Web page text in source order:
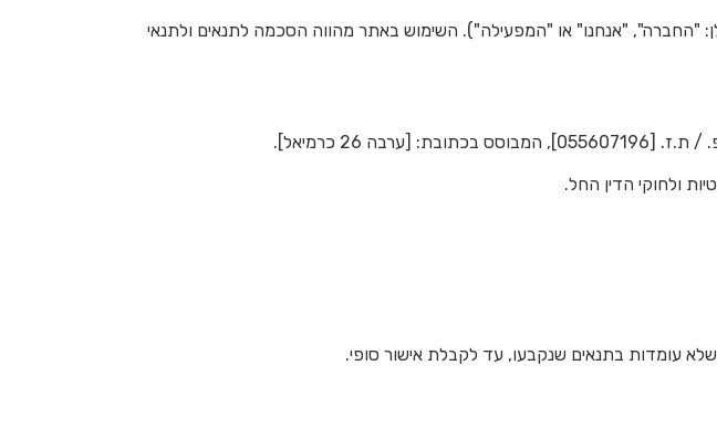
"החברה", "אנחנו" או "המפעילה"). השימוש באתר מהווה הסכמה לתנאים ולתנאי